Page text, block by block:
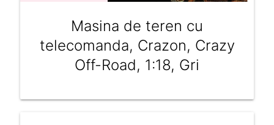
Masina de teren cu
telecomanda, Crazon, Crazy
Off-Road, 1:18, Gri